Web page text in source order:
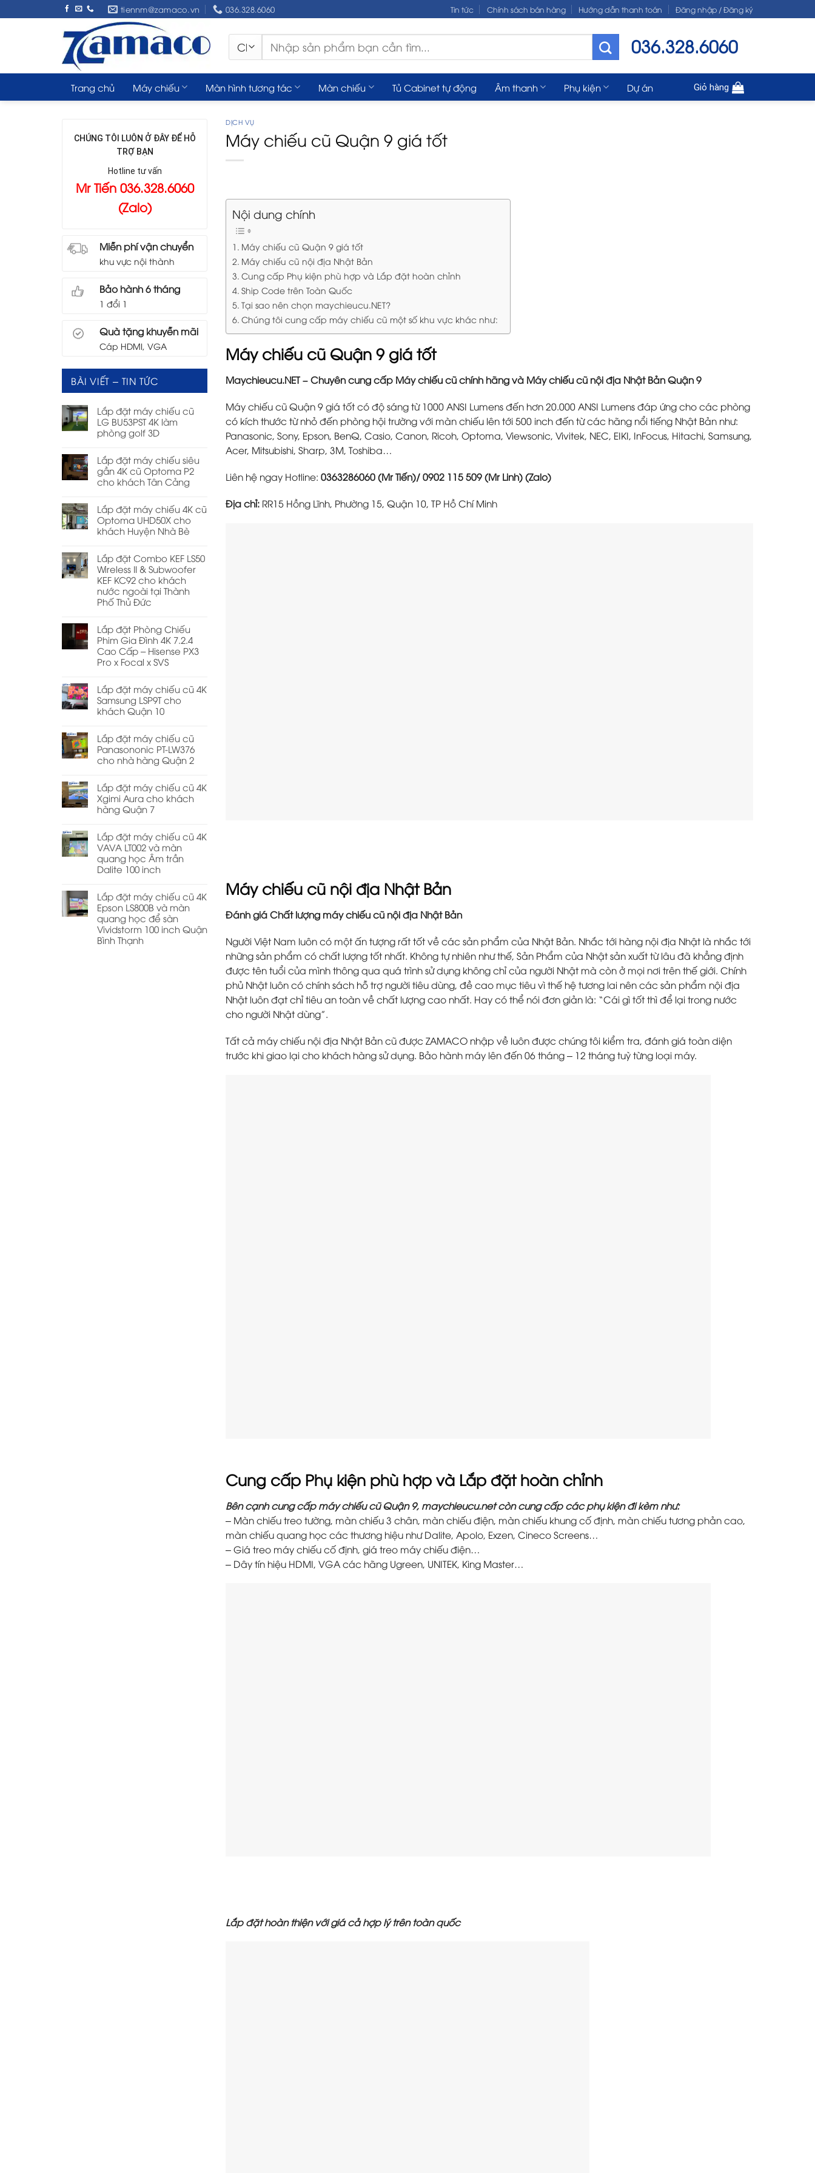
to
tiennm@zamaco.vn 036.328.6060 Tin tức Chính sách bán hàng Hướng dẫn thanh toán Đăng nhập / Đăng ký
Tìm
kiếm:
036.328.6060
Trang chủ Máy chiếu Màn hình tương tác Màn chiếu Tủ Cabinet tự động Âm thanh Phụ kiện Dự án Giỏ hàng
CHÚNG TÔI LUÔN Ở ĐÂY ĐỂ HỖ
TRỢ BẠN
Hotline tư vấn
Mr Tiến 036.328.6060
(Zalo)
Miễn phí vận chuyển
khu vực nội thành
Bảo hành 6 tháng
1 đổi 1
Quà tặng khuyễn mãi
Cáp HDMI, VGA
BÀI VIẾT – TIN TỨC
Lắp đặt máy chiếu cũ
LG BU53PST 4K làm
phòng golf 3D
Lắp đặt máy chiếu siêu
gần 4K cũ Optoma P2
cho khách Tân Cảng
Lắp đặt máy chiếu 4K cũ
Optoma UHD50X cho
khách Huyện Nhà Bè
Lắp đặt Combo KEF LS50
Wireless II & Subwoofer
KEF KC92 cho khách
nước ngoài tại Thành
Phố Thủ Đức
Lắp đặt Phòng Chiếu
Phim Gia Đình 4K 7.2.4
Cao Cấp – Hisense PX3
Pro x Focal x SVS
Lắp đặt máy chiếu cũ 4K
Samsung LSP9T cho
khách Quận 10
Lắp đặt máy chiếu cũ
Panasononic PT-LW376
cho nhà hàng Quận 2
Lắp đặt máy chiếu cũ 4K
Xgimi Aura cho khách
hàng Quận 7
Lắp đặt máy chiếu cũ 4K
VAVA LT002 và màn
quang học Âm trần
Dalite 100 inch
Lắp đặt máy chiếu cũ 4K
Epson LS800B và màn
quang học để sàn
Vividstorm 100 inch Quận
Bình Thạnh
DỊCH VỤ
Máy chiếu cũ Quận 9 giá tốt
Nội dung chính
Máy chiếu cũ Quận 9 giá tốt
Máy chiếu cũ nội địa Nhật Bản
Cung cấp Phụ kiện phù hợp và Lắp đặt hoàn chỉnh
Ship Code trên Toàn Quốc
Tại sao nên chọn maychieucu.NET?
Chúng tôi cung cấp máy chiếu cũ một số khu vực khác như:
Máy chiếu cũ Quận 9 giá tốt
Maychieucu.NET – Chuyên cung cấp Máy chiếu cũ chính hãng và Máy chiếu cũ nội địa Nhật Bản Quận 9
Máy chiếu cũ Quận 9 giá tốt có độ sáng từ 1000 ANSI Lumens đến hơn 20.000 ANSI Lumens đáp ứng cho các phòng
có kích thước từ nhỏ đến phòng hội trường với màn chiếu lên tới 500 inch đến từ các hãng nổi tiếng Nhật Bản như:
Panasonic, Sony, Epson, BenQ, Casio, Canon, Ricoh, Optoma, Viewsonic, Vivitek, NEC, EIKI, InFocus, Hitachi, Samsung,
Acer, Mitsubishi, Sharp, 3M, Toshiba…
Liên hệ ngay Hotline: 0363286060 (Mr Tiến)/ 0902 115 509 (Mr Linh) (Zalo)
Địa chỉ: RR15 Hồng Lĩnh, Phường 15, Quận 10, TP Hồ Chí Minh
Máy chiếu cũ nội địa Nhật Bản
Đánh giá Chất lượng máy chiếu cũ nội địa Nhật Bản
Người Việt Nam luôn có một ấn tượng rất tốt về các sản phẩm của Nhật Bản. Nhắc tới hàng nội địa Nhật là nhắc tới
những sản phẩm có chất lượng tốt nhất. Không tự nhiên như thế, Sản Phẩm của Nhật sản xuất từ lâu đã khẳng định
được tên tuổi của mình thông qua quá trình sử dụng không chỉ của người Nhật mà còn ở mọi nơi trên thế giới. Chính
phủ Nhật luôn có chính sách hỗ trợ người tiêu dùng, đề cao mục tiêu vì thế hệ tương lai nên các sản phẩm nội địa
Nhật luôn đạt chỉ tiêu an toàn về chất lượng cao nhất. Hay có thể nói đơn giản là: “Cái gì tốt thì để lại trong nước
cho người Nhật dùng”.
Tất cả máy chiếu nội địa Nhật Bản cũ được ZAMACO nhập về luôn được chúng tôi kiểm tra, đánh giá toàn diện
trước khi giao lại cho khách hàng sử dụng. Bảo hành máy lên đến 06 tháng – 12 tháng tuỳ từng loại máy.
Cung cấp Phụ kiện phù hợp và Lắp đặt hoàn chỉnh
Bên cạnh cung cấp máy chiếu cũ Quận 9, maychieucu.net còn cung cấp các phụ kiện đi kèm như:
– Màn chiếu treo tường, màn chiếu 3 chân, màn chiếu điện, màn chiếu khung cố định, màn chiếu tương phản cao,
màn chiếu quang học các thương hiệu như Dalite, Apolo, Exzen, Cineco Screens…
– Giá treo máy chiếu cố định, giá treo máy chiếu điện…
– Dây tín hiệu HDMI, VGA các hãng Ugreen, UNITEK, King Master…
Lắp đặt hoàn thiện với giá cả hợp lý trên toàn quốc